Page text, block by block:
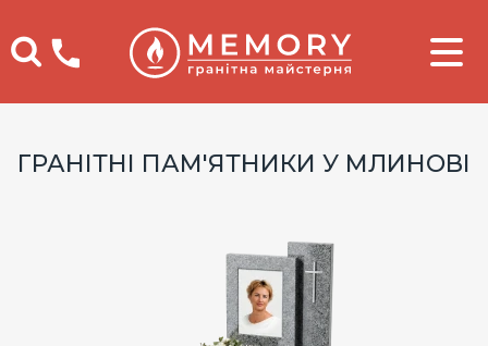
Телефоны
ГРАНІТНІ ПАМ'ЯТНИКИ У МЛИНОВІ